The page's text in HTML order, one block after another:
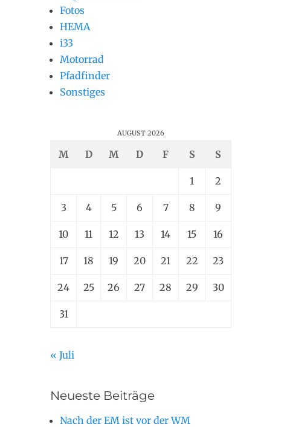
Fotos
HEMA
i33
Motorrad
Pfadfinder
Sonstiges
AUGUST 2026
M D M D F S S
1 2
3 4 5 6 7 8 9
10 11 12 13 14 15 16
17 18 19 20 21 22 23
24 25 26 27 28 29 30
31
« Juli
Neueste Beiträge
Nach der EM ist vor der WM